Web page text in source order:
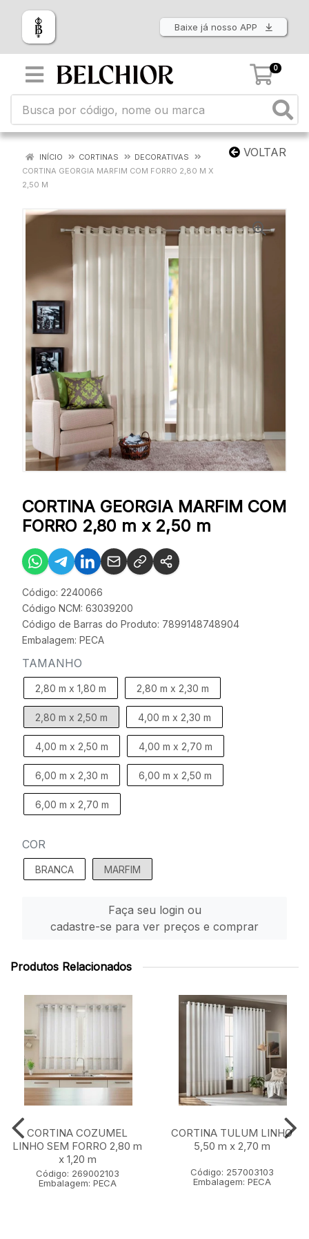
Baixe já nosso APP
0
VOLTAR
INÍCIO CORTINAS
DECORATIVAS
CORTINA GEORGIA MARFIM COM FORRO 2,80 M X
2,50 M
CORTINA GEORGIA MARFIM COM
FORRO 2,80 m x 2,50 m
Código: 2240066
Código NCM: 63039200
Código de Barras do Produto: 7899148748904
Embalagem: PECA
TAMANHO
2,80 m x 1,80 m 2,80 m x 2,30 m
2,80 m x 2,50 m 4,00 m x 2,30 m
4,00 m x 2,50 m 4,00 m x 2,70 m
6,00 m x 2,30 m 6,00 m x 2,50 m
6,00 m x 2,70 m
COR
BRANCA MARFIM
Faça seu login ou
cadastre-se para ver preços e comprar
Produtos Relacionados
CORTINA COZUMEL
LINHO SEM FORRO 2,80 m
x 1,20 m
Código: 269002103
Embalagem: PECA
CORTINA TULUM LINHO
5,50 m x 2,70 m
Código: 257003103
Embalagem: PECA